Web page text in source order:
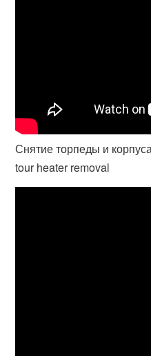
Снятие торпеды и
tour heater removal